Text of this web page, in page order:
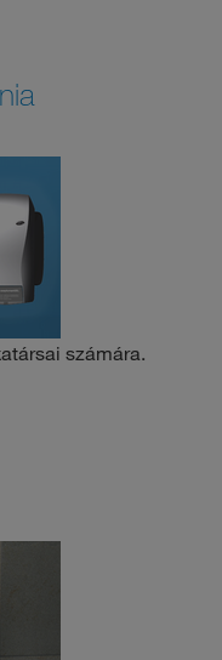
számára.